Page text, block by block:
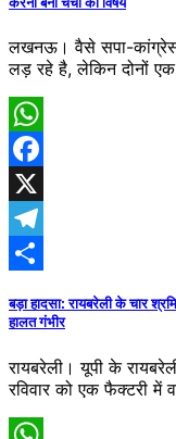
लखनऊ। वैसे सपा-कांग्रेस
लड़ रहे है, लेकिन दोनों
WhatsApp
Facebook
X
Telegram
बड़ा हादसा: रायबरेली के चार
हालत गंभीर
रायबरेली। यूपी के
रविवार को एक फैक्टरी में